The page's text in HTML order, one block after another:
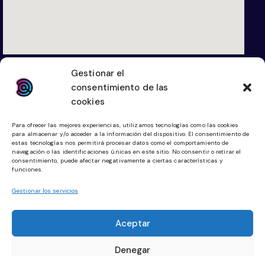
Gestionar el
consentimiento de las
cookies
Para ofrecer las mejores experiencias, utilizamos tecnologías como las cookies
para almacenar y/o acceder a la información del dispositivo. El consentimiento de
estas tecnologías nos permitirá procesar datos como el comportamiento de
navegación o las identificaciones únicas en este sitio. No consentir o retirar el
consentimiento, puede afectar negativamente a ciertas características y
funciones.
Gestionar los servicios
Aceptar
Denegar
hola@digitallketing.es
623 042 739
Links
Diseño Web
Tienda Online
Legal
Aviso Legal
Política de Cookies
Redes Sociales